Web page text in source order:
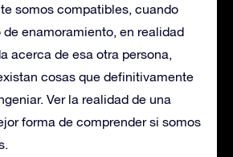
somos compatibles, cuando
enamoramiento, en realidad
acerca de esa otra persona,
cosas que definitivamente
Ver la realidad de una
forma de comprender si somos